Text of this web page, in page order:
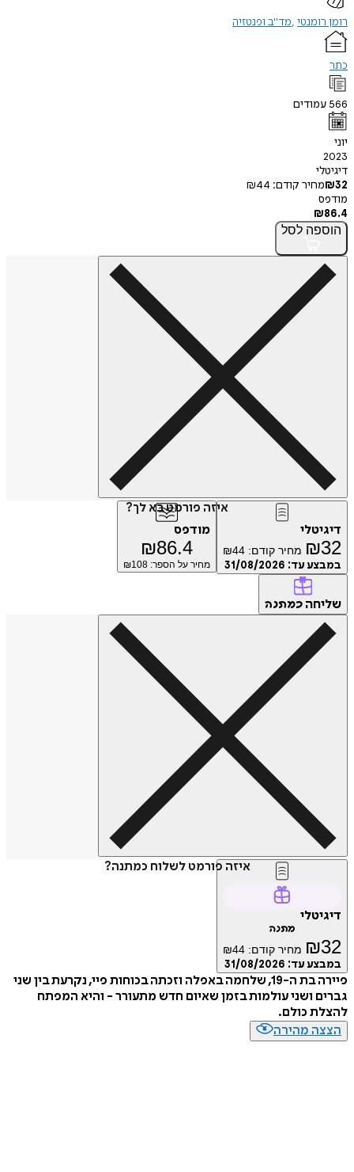
רומן רומנטי מד"ב ופנטזיה
כתר
566 עמודים
יוני
2023
דיגיטלי
₪32 מחיר קודם: ₪44
מודפס
₪86.4
הוספה לסל
איזה פורמט בא לך?
דיגיטלי
₪32 מחיר קודם: ₪44
במבצע עד: 31/08/2026
מודפס
₪86.4
מחיר על הספר: ₪ 108
שליחה כמתנה
איזה פורמט לשלוח כמתנה?
דיגיטלי
מתנה
₪32 מחיר קודם: ₪44
במבצע עד: 31/08/2026
פיירה בת ה-19, שלחמה באפלה וזכתה בכוחות פיי, נקרעת בין שני
גברים ושני עולמות בזמן שאיום חדש מתעורר - והיא המפתח
להצלת כולם.
הצצה מהירה